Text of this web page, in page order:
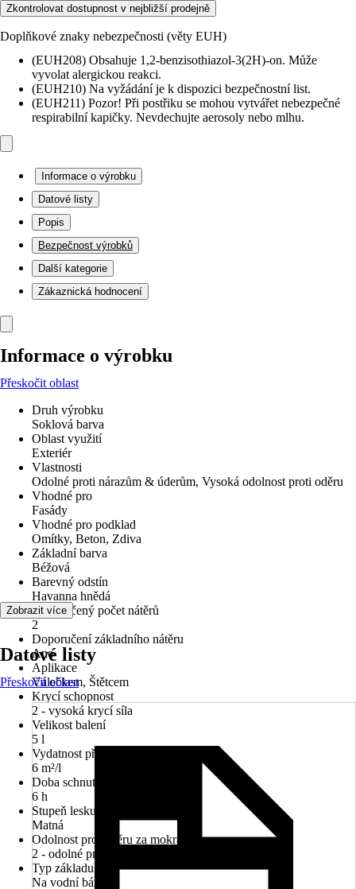
Zkontrolovat dostupnost v nejbližší prodejně
Doplňkové znaky nebezpečnosti (věty EUH)
(EUH208) Obsahuje 1,2-benzisothiazol-3(2H)-on. Může
vyvolat alergickou reakci.
(EUH210) Na vyžádání je k dispozici bezpečnostní list.
(EUH211) Pozor! Při postřiku se mohou vytvářet nebezpečné
respirabilní kapičky. Nevdechujte aerosoly nebo mlhu.
Informace o výrobku
Datové listy
Popis
Bezpečnost výrobků
Další kategorie
Zákaznická hodnocení
Informace o výrobku
Přeskočit oblast
Druh výrobku
Soklová barva
Oblast využití
Exteriér
Vlastnosti
Odolné proti nárazům & úderům, Vysoká odolnost proti oděru
Vhodné pro
Fasády
Vhodné pro podklad
Omítky, Beton, Zdiva
Základní barva
Béžová
Barevný odstín
Havanna hnědá
Doporučený počet nátěrů
2
Doporučení základního nátěru
Ano
Aplikace
Válečkem, Štětcem
Krycí schopnost
2 - vysoká krycí síla
Velikost balení
5 l
Vydatnost při jednom nátěru
6 m²/l
Doba schnutí cca
6 h
Stupeň lesku
Matná
Odolnost proti otěru za mokra
2 - odolné proti otěru
Typ základu
Na vodní bázi
Zobrazit více
Datové listy
Přeskočit oblast